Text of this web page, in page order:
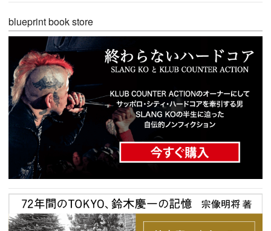
blueprint book store